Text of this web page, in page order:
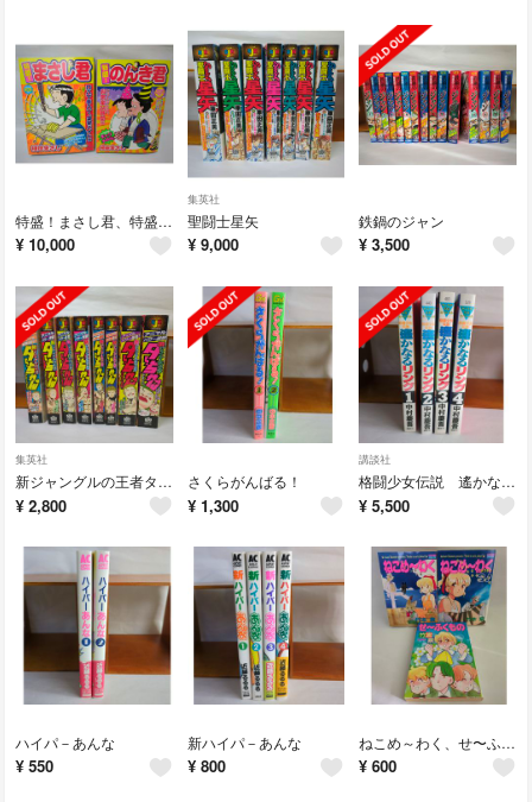
特盛！まさし君、特盛！のんき君
¥ 10,000
集英社
聖闘士星矢
¥ 9,000
鉄鍋のジャン
¥ 3,500
集英社
新ジャングルの王者タ－ちゃん
¥ 2,800
さくらがんばる！
¥ 1,300
講談社
格闘少女伝説 遙かなるリング
¥ 5,500
ハイパ－あんな
¥ 550
新ハイパ－あんな
¥ 800
ねこめ～わく、せ〜ふくもの
¥ 600